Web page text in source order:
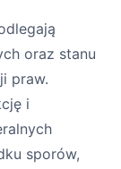
oraz stanu
praw.
i
sporów,